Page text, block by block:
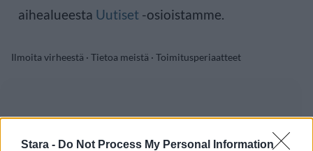
Stara - Do Not Process My Personal Information
aihealueesta Uutiset -osioistamme.
Ilmoita virheestä · Tietoa meistä · Toimitusperiaatteet